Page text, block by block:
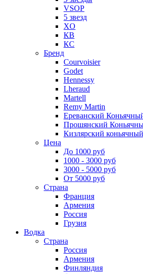
VSOP
5 звезд
XO
КВ
КС
Бренд
Courvoisier
Godet
Hennessy
Lheraud
Martell
Remy Martin
Ереванский
Прошянский
Кизлярский
Цена
До 1000 руб
1000 - 3000 руб
3000 - 5000 руб
От 5000 руб
Страна
Франция
Армения
Россия
Грузия
Водка
Страна
Россия
Армения
Финляндия